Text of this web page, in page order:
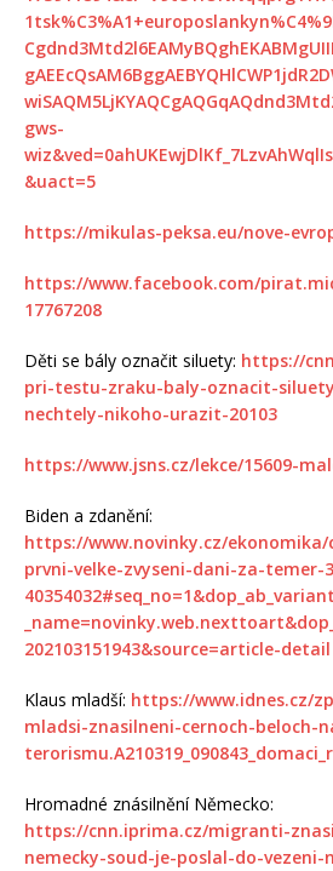
gws-
&uact=5
https://mikulas-peksa.eu/nove-
https://www.facebook.com/
17767208
Děti se bály označit siluety: https://
pri-testu-zraku-baly-oznacit-
nechtely-nikoho-urazit-20103
https://www.jsns.cz/lekce/15609-
Biden a zdanění:
https://www.novinky.cz/
prvni-velke-zvyseni-dani-za-temer-
202103151943&source=article-detail
Klaus mladší: https://www.idnes.cz/
mladsi-znasilneni-cernoch-beloch-
Hromadné znásilnění Německo:
https://cnn.iprima.cz/migranti-
nemecky-soud-je-poslal-do-vezeni-